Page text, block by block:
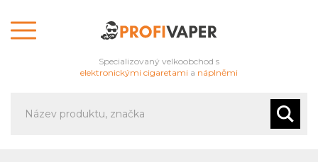
Specializovaný velkoobchod s
elektronickými cigaretami a náplněmi